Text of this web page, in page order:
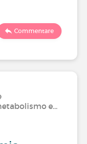
Commentare
e…